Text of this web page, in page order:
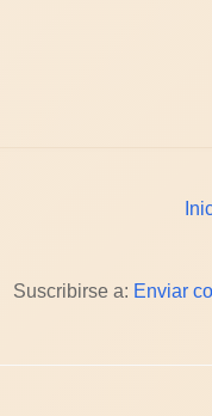
Suscribirse a: Enviar